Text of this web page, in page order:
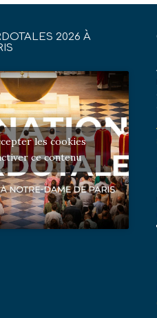
2026 À
les cookies
ce contenu